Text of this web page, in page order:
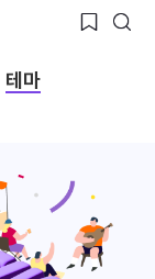
테마